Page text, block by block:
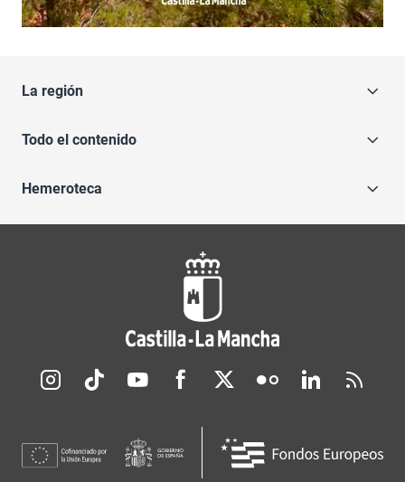
La región
Todo el contenido
Hemeroteca
Redes sociales JCCM